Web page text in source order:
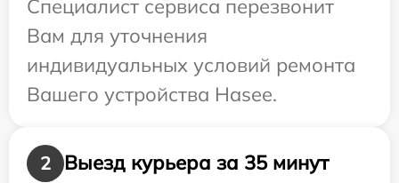
Специалист сервиса перезвонит
Вам для уточнения
индивидуальных условий ремонта
Вашего устройства Hasee.
2
Выезд курьера за 35 минут